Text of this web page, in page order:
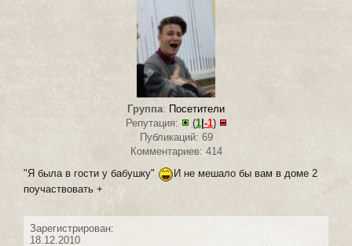
Группа: Посетители
Репутация:
(1| -1)
Публикаций: 69
Комментариев: 414
"Я была в гости у бабушку"
И не мешало бы вам в доме 2
поучаствовать +
Зарегистрирован:
18.12.2010